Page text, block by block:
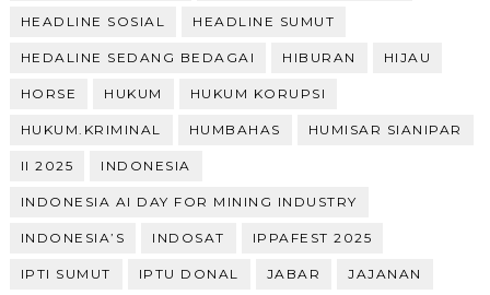
HEADLINE SOSIAL HEADLINE SUMUT
HEDALINE SEDANG BEDAGAI HIBURAN HIJAU
HORSE HUKUM HUKUM KORUPSI
HUKUM.KRIMINAL HUMBAHAS HUMISAR SIANIPAR
II 2025 INDONESIA
INDONESIA AI DAY FOR MINING INDUSTRY
INDONESIA’S INDOSAT IPPAFEST 2025
IPTI SUMUT IPTU DONAL JABAR JAJANAN